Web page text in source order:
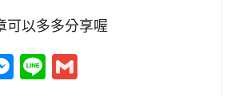
可以多多分享喔
Messenger
Line